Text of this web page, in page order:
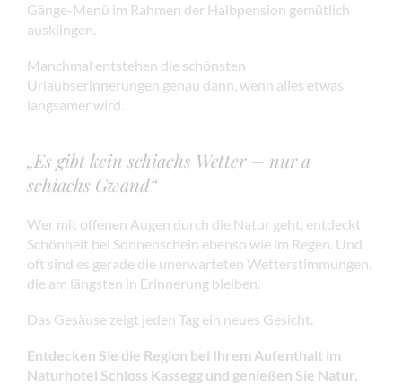
Gänge-Menü im Rahmen der Halbpension gemütlich
ausklingen.
Manchmal entstehen die schönsten
Urlaubserinnerungen genau dann, wenn alles etwas
langsamer wird.
„Es gibt kein schiachs Wetter – nur a
schiachs Gwand“
Wer mit offenen Augen durch die Natur geht, entdeckt
Schönheit bei Sonnenschein ebenso wie im Regen. Und
oft sind es gerade die unerwarteten Wetterstimmungen,
die am längsten in Erinnerung bleiben.
Das Gesäuse zeigt jeden Tag ein neues Gesicht.
Entdecken Sie die Region bei Ihrem Aufenthalt im
Naturhotel Schloss Kassegg und genießen Sie Natur,